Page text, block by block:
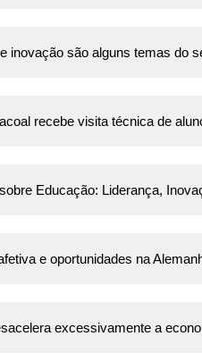
inovação são alguns temas do
recebe visita técnica de
Educação: Liderança,
e oportunidades na
excessivamente a